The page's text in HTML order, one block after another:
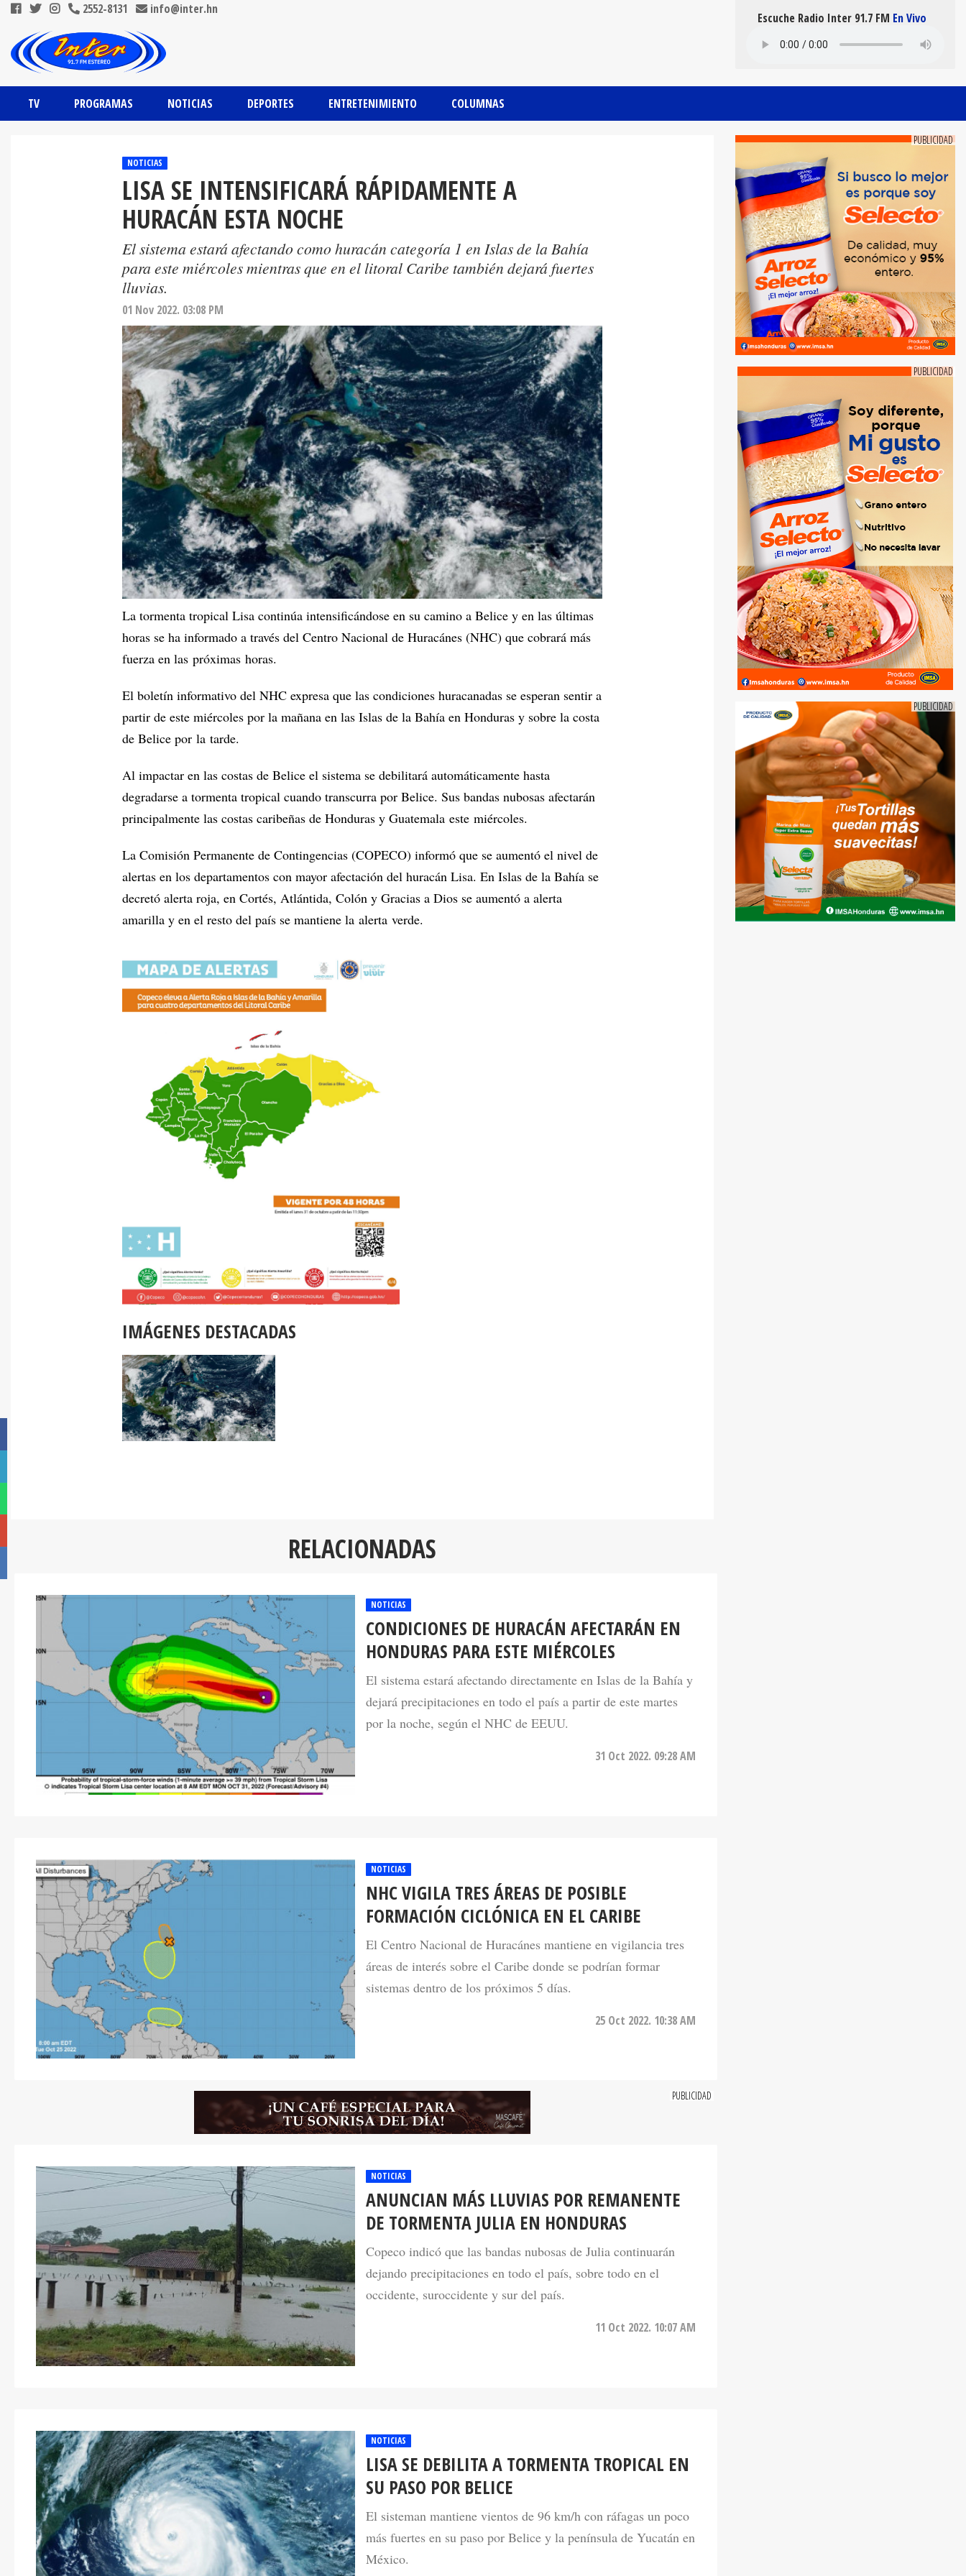
2552-8131 info@inter.hn
TV PROGRAMAS NOTICIAS DEPORTES ENTRETENIMIENTO COLUMNAS
Escuche Radio Inter 91.7 FM En Vivo
NOTICIAS
LISA SE INTENSIFICARÁ RÁPIDAMENTE A
HURACÁN ESTA NOCHE
El sistema estará afectando como huracán categoría 1 en Islas de la Bahía
para este miércoles mientras que en el litoral Caribe también dejará fuertes
lluvias.
01 Nov 2022. 03:08 PM
La tormenta tropical Lisa continúa intensificándose en su camino a Belice y en las últimas
horas se ha informado a través del Centro Nacional de Huracánes (NHC) que cobrará más
fuerza en las próximas horas.
El boletín informativo del NHC expresa que las condiciones huracanadas se esperan sentir a
partir de este miércoles por la mañana en las Islas de la Bahía en Honduras y sobre la costa
de Belice por la tarde.
Al impactar en las costas de Belice el sistema se debilitará automáticamente hasta
degradarse a tormenta tropical cuando transcurra por Belice. Sus bandas nubosas afectarán
principalmente las costas caribeñas de Honduras y Guatemala este miércoles.
La Comisión Permanente de Contingencias (COPECO) informó que se aumentó el nivel de
alertas en los departamentos con mayor afectación del huracán Lisa. En Islas de la Bahía se
decretó alerta roja, en Cortés, Atlántida, Colón y Gracias a Dios se aumentó a alerta
amarilla y en el resto del país se mantiene la alerta verde.
IMÁGENES DESTACADAS
RELACIONADAS
NOTICIAS
CONDICIONES DE HURACÁN AFECTARÁN EN
HONDURAS PARA ESTE MIÉRCOLES
El sistema estará afectando directamente en Islas de la Bahía y
dejará precipitaciones en todo el país a partir de este martes
por la noche, según el NHC de EEUU.
31 Oct 2022. 09:28 AM
NOTICIAS
NHC VIGILA TRES ÁREAS DE POSIBLE
FORMACIÓN CICLÓNICA EN EL CARIBE
El Centro Nacional de Huracánes mantiene en vigilancia tres
áreas de interés sobre el Caribe donde se podrían formar
sistemas dentro de los próximos 5 días.
25 Oct 2022. 10:38 AM
ANUNCIAN MÁS LLUVIAS POR REMANENTE
DE TORMENTA JULIA EN HONDURAS
Copeco indicó que las bandas nubosas de Julia continuarán
dejando precipitaciones en todo el país, sobre todo en el
occidente, suroccidente y sur del país.
LISA SE DEBILITA A TORMENTA TROPICAL EN
SU PASO POR BELICE
El sisteman mantiene vientos de 96 km/h con ráfagas un poco
más fuertes en su paso por Belice y la península de Yucatán en
México.